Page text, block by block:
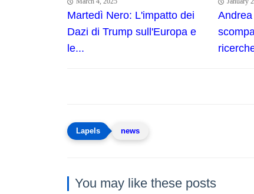
Martedì Nero: L'impatto dei
Dazi di Trump sull'Europa e
le...
news
You may like these posts